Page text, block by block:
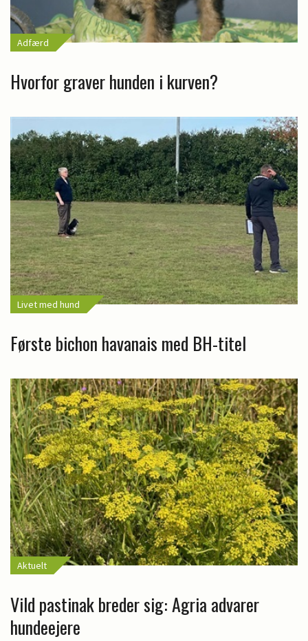
Adfærd
Hvorfor graver hunden i kurven?
Livet med hund
Første bichon havanais med BH-titel
Aktuelt
Vild pastinak breder sig: Agria advarer
hundeejere